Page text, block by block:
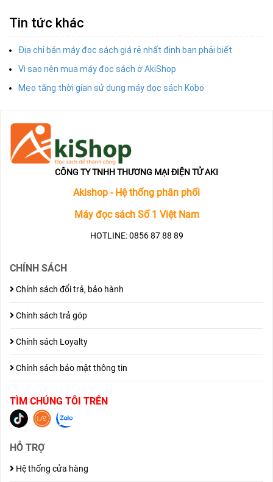
Tin tức khác
Địa chỉ bán máy đọc sách giá rẻ nhất định bạn phải biết
Vì sao nên mua máy đọc sách ở AkiShop
Mẹo tăng thời gian sử dụng máy đọc sách Kobo
CÔNG TY TNHH THƯƠNG MẠI ĐIỆN TỬ AKI
Akishop - Hệ thống phân phối
Máy đọc sách Số 1 Việt Nam
HOTLINE: 0856 87 88 89
CHÍNH SÁCH
Chính sách đổi trả, bảo hành
Chính sách trả góp
Chính sách Loyalty
Chính sách bảo mật thông tin
TÌM CHÚNG TÔI TRÊN
HỖ TRỢ
Hệ thống cửa hàng